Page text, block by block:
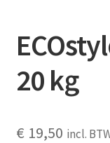
20 kg
€ 19,50 incl.